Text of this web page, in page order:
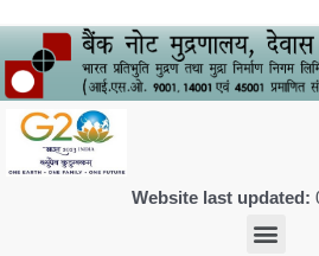
Website last updated: